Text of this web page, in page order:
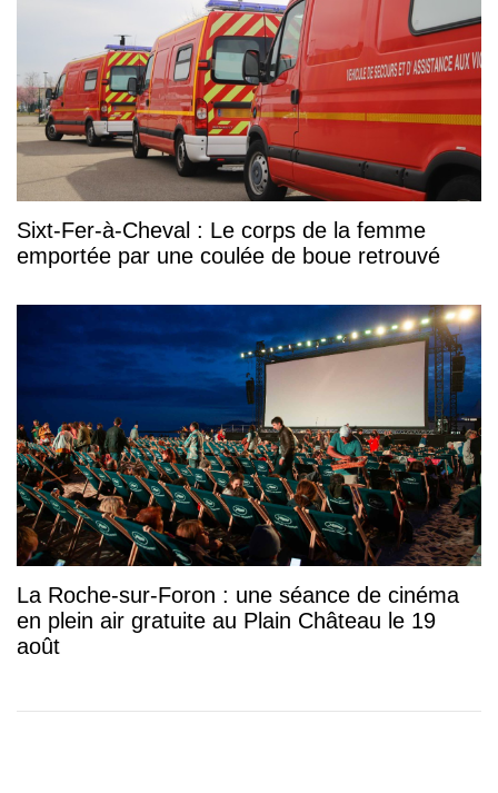
Sixt-Fer-à-Cheval : Le corps de la femme
emportée par une coulée de boue retrouvé
La Roche-sur-Foron : une séance de cinéma
en plein air gratuite au Plain Château le 19
août